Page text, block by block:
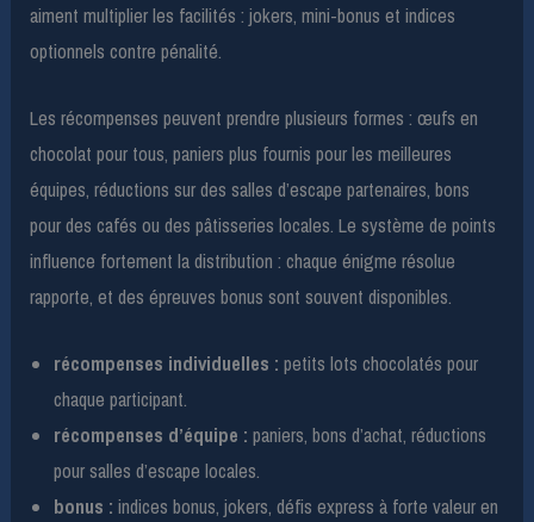
aiment multiplier les facilités : jokers, mini-bonus et indices
optionnels contre pénalité.
Les récompenses peuvent prendre plusieurs formes : œufs en
chocolat pour tous, paniers plus fournis pour les meilleures
équipes, réductions sur des salles d’escape partenaires, bons
pour des cafés ou des pâtisseries locales. Le système de points
influence fortement la distribution : chaque énigme résolue
rapporte, et des épreuves bonus sont souvent disponibles.
récompenses individuelles : petits lots chocolatés pour
chaque participant.
récompenses d’équipe : paniers, bons d’achat, réductions
pour salles d’escape locales.
bonus : indices bonus, jokers, défis express à forte valeur en